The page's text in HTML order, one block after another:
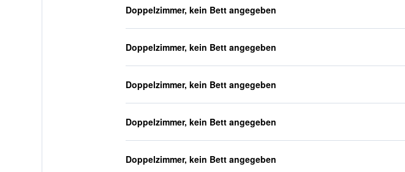
Doppelzimmer, kein Bett angegeben
Doppelzimmer, kein Bett angegeben
Doppelzimmer, kein Bett angegeben
Doppelzimmer, kein Bett angegeben
Doppelzimmer, kein Bett angegeben